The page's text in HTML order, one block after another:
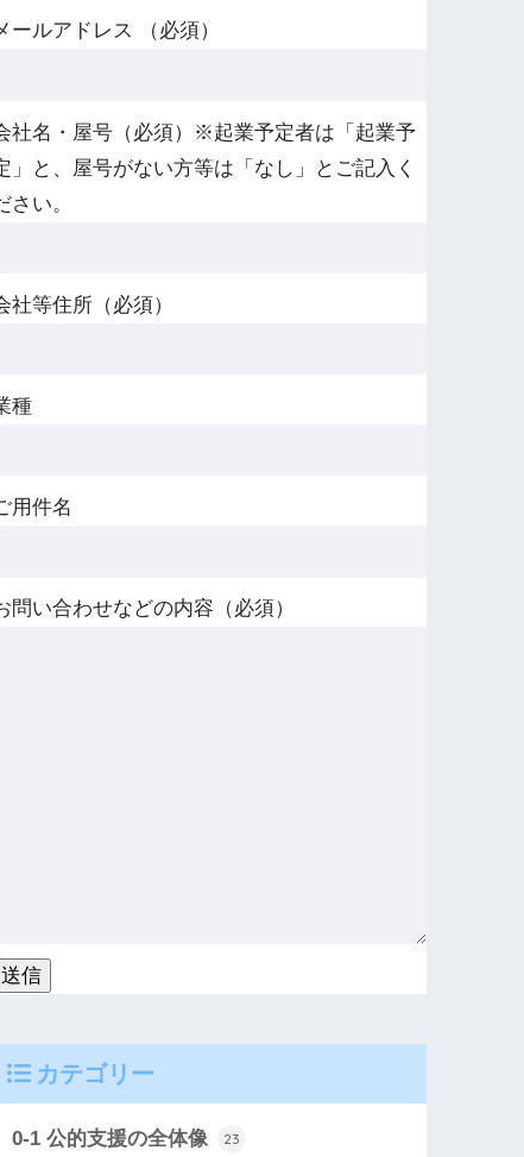
ールアドレス （必須）
社名・屋号（必須）※起業予定者は「起業予
」と、屋号がない方等は「なし」とご記入く
さい。
社等住所（必須）
種
用件名
問い合わせなどの内容（必須）
カテゴリー
0-1 公的支援の全体像 23